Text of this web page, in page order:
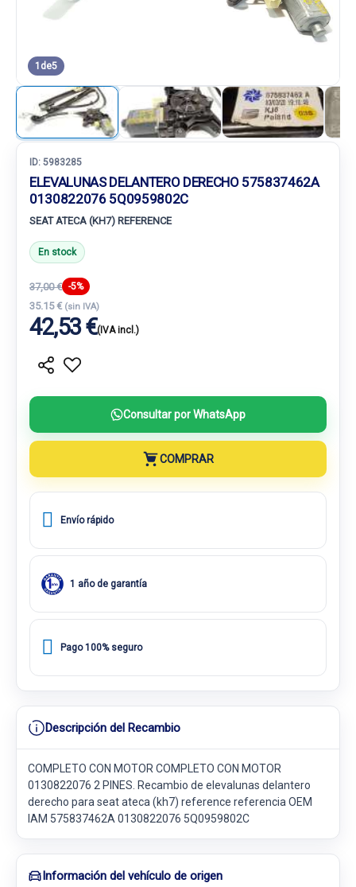
1 de5
ID: 5983285
ELEVALUNAS DELANTERO DERECHO 575837462A
0130822076 5Q0959802C
SEAT ATECA (KH7) REFERENCE
En stock
37,00 € -5%
35.15 € (sin IVA)
42,53 €(IVA incl.)
Consultar por WhatsApp
COMPRAR
Envío rápido
1 año de garantía
Pago 100% seguro
Descripción del Recambio
COMPLETO CON MOTOR COMPLETO CON MOTOR
0130822076 2 PINES. Recambio de elevalunas delantero
derecho para seat ateca (kh7) reference referencia OEM
IAM 575837462A 0130822076 5Q0959802C
Información del vehículo de origen